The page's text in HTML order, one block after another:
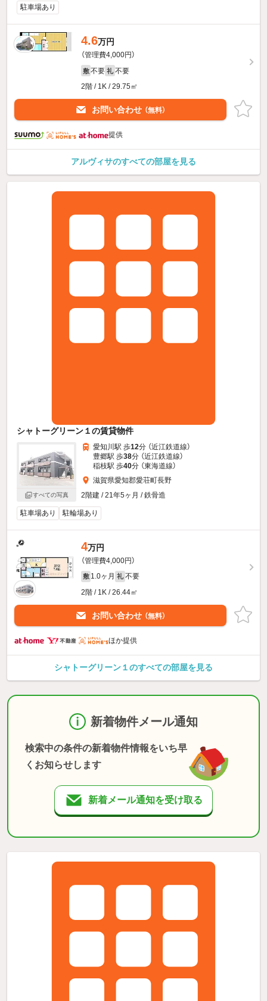
駐車場あり
4.6万円
（管理費4,000円）
敷 不要 礼 不要
2階 / 1K / 29.75㎡
お問い合わせ （無料）
提供
アルヴィサのすべての部屋を見る
シャトーグリーン１の賃貸物件
すべての写真
愛知川駅 歩12分 （近江鉄道線）
豊郷駅 歩38分 （近江鉄道線）
稲枝駅 歩40分 （東海道線）
滋賀県愛知郡愛荘町長野
2階建 / 21年5ヶ月 / 鉄骨造
駐車場あり 駐輪場あり
4万円
（管理費4,000円）
敷 1.0ヶ月 礼 不要
2階 / 1K / 26.44㎡
お問い合わせ （無料）
ほか提供
シャトーグリーン１のすべての部屋を見る
新着物件メール通知
検索中の条件の新着物件情報をいち早
くお知らせします
新着メール通知を受け取る